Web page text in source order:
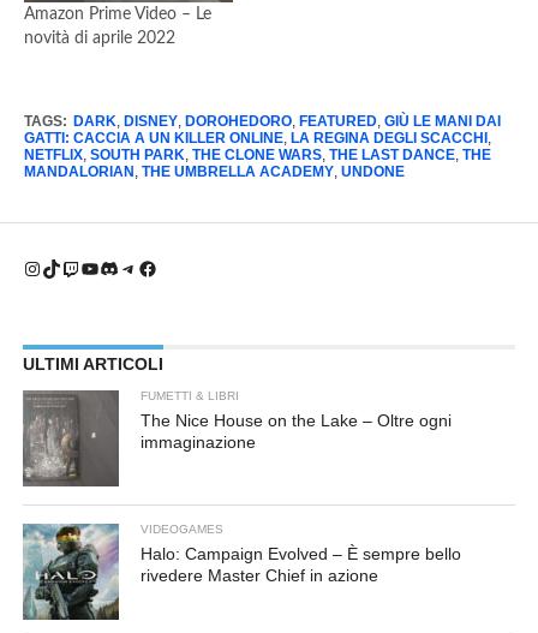
Amazon Prime Video – Le
novità di aprile 2022
TAGS: DARK DISNEY, DOROHEDORO, FEATURED, GIÙ LE MANI DAI
GATTI: CACCIA A UN KILLER ONLINE, LA REGINA DEGLI SCACCHI,
NETFLIX, SOUTH PARK THE CLONE WARS, THE LAST DANCE, THE
MANDALORIAN THE UMBRELLA ACADEMY, UNDONE
Instagram
TikTok
Twitch
YouTube
Discord
Telegram
Facebook
ULTIMI ARTICOLI
FUMETTI & LIBRI
The Nice House on the Lake – Oltre ogni
immaginazione
VIDEOGAMES
Halo: Campaign Evolved – È sempre bello
rivedere Master Chief in azione